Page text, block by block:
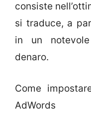
consiste
si traduce, a
in un
denaro.
Come
AdWords